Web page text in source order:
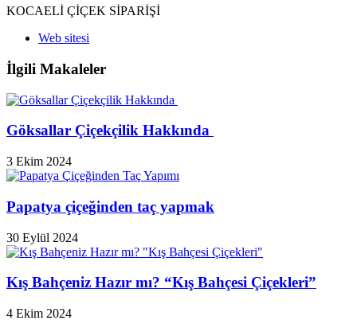
KOCAELİ ÇİÇEK SİPARİŞİ
Web sitesi
İlgili Makaleler
Göksallar Çiçekçilik Hakkında
3 Ekim 2024
Papatya çiçeğinden taç yapmak
30 Eylül 2024
Kış Bahçeniz Hazır mı? “Kış Bahçesi Çiçekleri”
4 Ekim 2024